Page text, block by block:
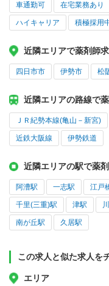
車通勤可 在宅業務あり
ハイキャリア 積極採用
近隣エリアで薬剤師
四日市市 伊勢市 松
近隣エリアの路線で
ＪＲ紀勢本線(亀山－新宮)
近鉄大阪線 伊勢鉄道
近隣エリアの駅で薬
阿漕駅 一志駅 江戸
千里(三重)駅 津駅
南が丘駅 久居駅
この求人と似た求人を
エリア